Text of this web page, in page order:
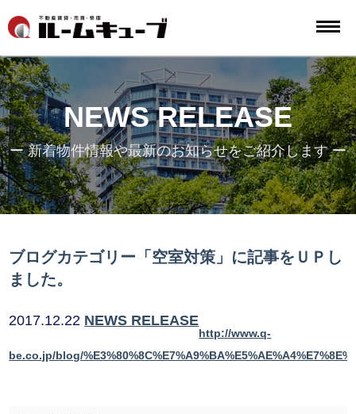
NEWS RELEASE
ー 新着物件情報や最新のお知らせをご紹介します ー
ブログカテゴリー「空室対策」に記事をＵＰし
ました。
2017.12.22 NEWS RELEASE
http://www.q-
be.co.jp/blog/